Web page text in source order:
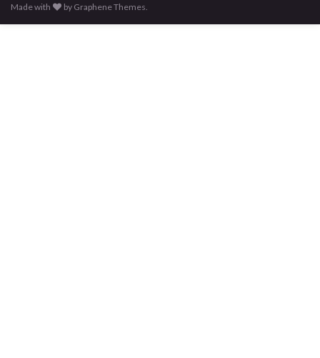
Made with
by Graphene Themes.